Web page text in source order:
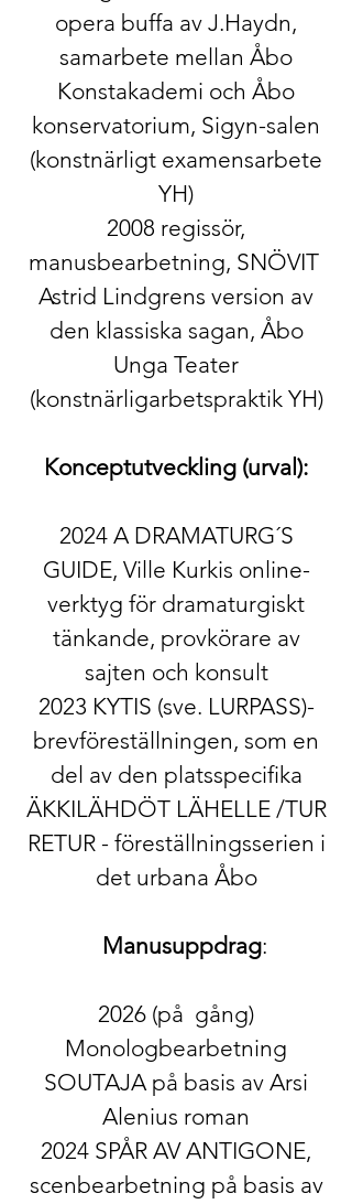
​opera buffa av J.Haydn,
samarbete mellan Åbo
Konstakademi och Åbo
konservatorium, Sigyn-salen​
(konstnärligt examensarbete
YH)
2008 ​regissör,
manusbearbetning, SNÖVIT ​
Astrid Lindgrens version av
den klassiska sagan, Åbo
Unga Teater
(konstnärligarbetspraktik YH)
Konceptutveckling (urval):
2024 A DRAMATURG´S
GUIDE, Ville Kurkis online-
verktyg för dramaturgiskt
tänkande, provkörare av
sajten och konsult
2023 KYTIS (sve. LURPASS)-
brevföreställningen, som en
del av den platsspecifika
ÄKKILÄHDÖT LÄHELLE /TUR
RETUR - föreställningsserien i
det urbana Åbo
Manusuppdrag:
2026 (på gång)
Monologbearbetning
SOUTAJA på basis av Arsi
Alenius roman
2024 SPÅR AV ANTIGONE,
scenbearbetning på basis av